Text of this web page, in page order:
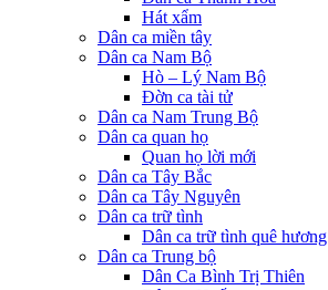
Hát xẩm
Dân ca miền tây
Dân ca Nam Bộ
Hò – Lý Nam Bộ
Đờn ca tài tử
Dân ca Nam Trung Bộ
Dân ca quan họ
Quan họ lời mới
Dân ca Tây Bắc
Dân ca Tây Nguyên
Dân ca trữ tình
Dân ca trữ tình quê hương
Dân ca Trung bộ
Dân Ca Bình Trị Thiên